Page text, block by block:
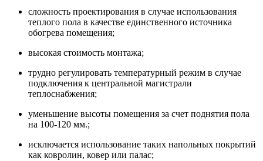
сложность проектирования в случае использования
теплого пола в качестве единственного источника
обогрева помещения;
высокая стоимость монтажа;
трудно регулировать температурный режим в случае
подключения к центральной магистрали
теплоснабжения;
уменьшение высоты помещения за счет поднятия пола
на 100-120 мм.;
исключается использование таких напольных покрытий
как ковролин, ковер или палас;